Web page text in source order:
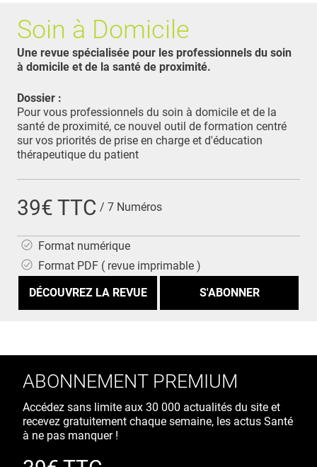
Soin à Domicile
Une revue spécialisée pour les professionnels du soin
à domicile et de la santé de proximité.
Dossier :
Pour vous professionnels du soin à domicile et de la
santé de proximité, ce nouvel outil de formation centré
sur vos priorités de prise en charge et d'éducation
thérapeutique du patient
39€ TTC / 7 Numéros
Format numérique
Format PDF ( revue imprimable )
DÉCOUVREZ LA REVUE
ABONNEMENT PREMIUM
Accédez sans limite aux 30 000 actualités du site et
recevez gratuitement chaque semaine, les actus Santé
à ne pas manquer !